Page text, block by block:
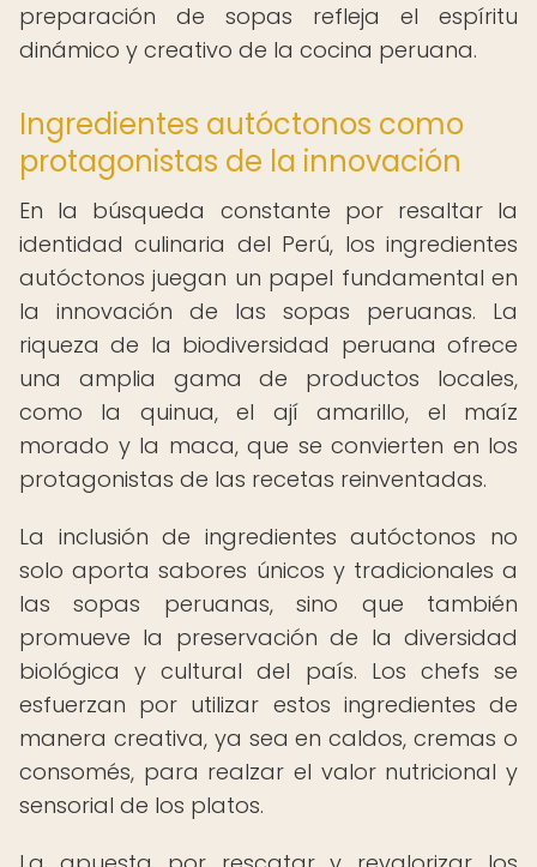
preparación de sopas refleja el espíritu
dinámico y creativo de la cocina peruana.
Ingredientes autóctonos como
protagonistas de la innovación
En la búsqueda constante por resaltar la
identidad culinaria del Perú, los ingredientes
autóctonos juegan un papel fundamental en
la innovación de las sopas peruanas. La
riqueza de la biodiversidad peruana ofrece
una amplia gama de productos locales,
como la quinua, el ají amarillo, el maíz
morado y la maca, que se convierten en los
protagonistas de las recetas reinventadas.
La inclusión de ingredientes autóctonos no
solo aporta sabores únicos y tradicionales a
las sopas peruanas, sino que también
promueve la preservación de la diversidad
biológica y cultural del país. Los chefs se
esfuerzan por utilizar estos ingredientes de
manera creativa, ya sea en caldos, cremas o
consomés, para realzar el valor nutricional y
sensorial de los platos.